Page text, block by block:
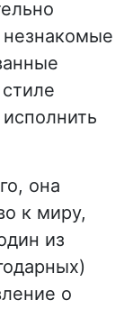
она
к миру,
из
о